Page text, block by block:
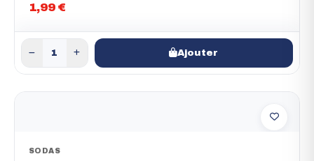
1,99 €
Ajouter
SODAS